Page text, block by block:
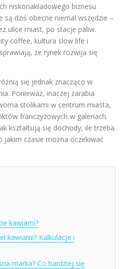
niskonakładowego biznesu
są dziś obecne niemal wszędzie –
ulice miast, po stacje paliw.
coffee, kultura slow life i
że rynek rozwija się
się jednak znacząco w
Ponieważ, inaczej zarabia
stolikami w centrum miasta,
franczyzowych w galeriach.
kształtują się dochody, ile trzeba
jakim czasie można oczekiwać
kawiarni?
kawiarni? Kalkulacje i
marka? Co bardziej się